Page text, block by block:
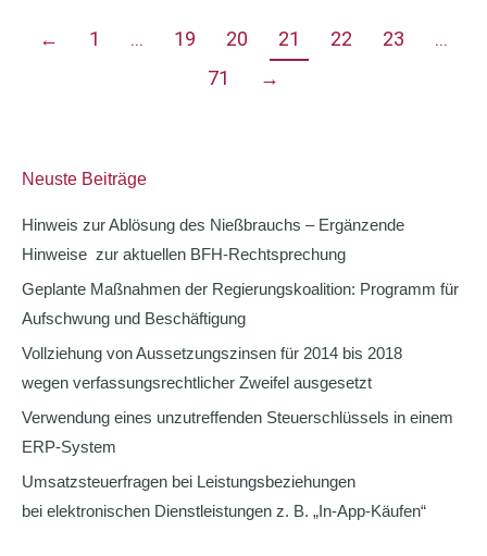
← 1 … 19 20 21 22 23
…
71
→
Neuste Beiträge
Hinweis zur Ablösung des Nießbrauchs – Ergänzende
Hinweise zur aktuellen BFH-Rechtsprechung
Geplante Maßnahmen der Regierungskoalition: Programm für
Aufschwung und Beschäftigung
Vollziehung von Aussetzungszinsen für 2014 bis 2018
wegen verfassungsrechtlicher Zweifel ausgesetzt
Verwendung eines unzutreffenden Steuerschlüssels in einem
ERP-System
Umsatzsteuerfragen bei Leistungsbeziehungen
bei elektronischen Dienstleistungen z. B. „In-App-Käufen“